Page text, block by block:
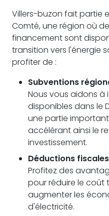
Villers-buzon fait partie
Comté, une région où
financement sont
transition vers l'énergie
profiter de :
Subventions
Nous vous aidons à
disponibles dans le
une partie
accélérant ainsi le
investissement.
Déductions fiscales
Profitez des
pour réduire le
augmenter les
d'électricité.